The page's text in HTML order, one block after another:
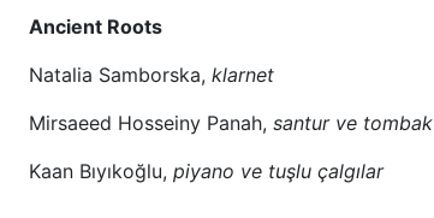
Ancient Roots
Natalia Samborska, klarnet
Mirsaeed Hosseiny Panah, santur ve tombak
Kaan Bıyıkoğlu, piyano ve tuşlu çalgılar